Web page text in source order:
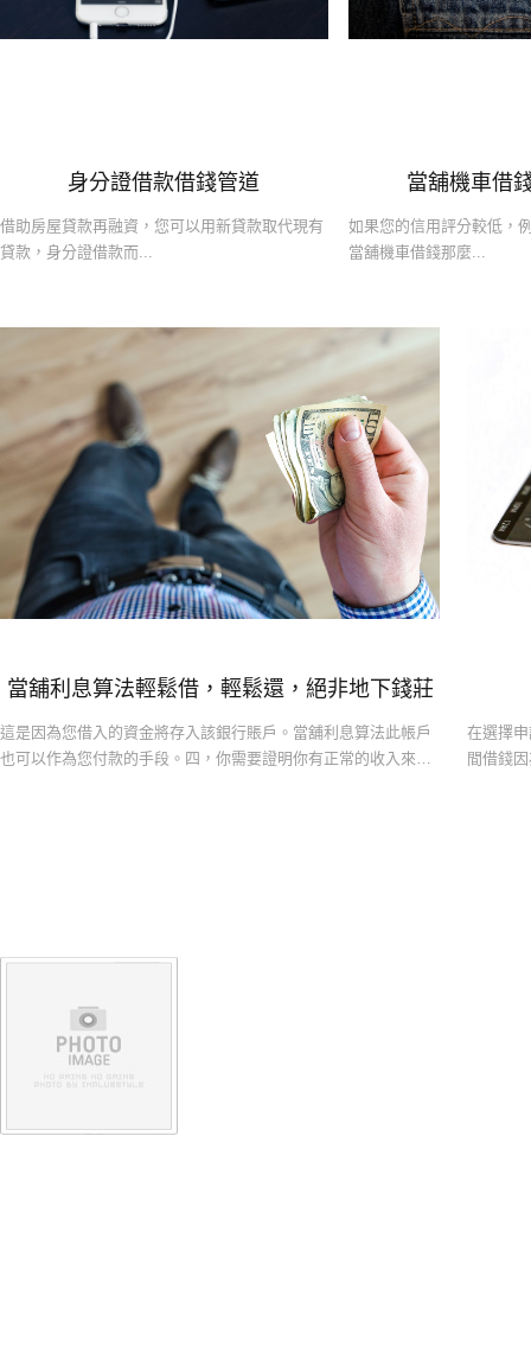
身分證借款借錢管道
借助房屋貸款再融資，您可以用新貸款取代現有
貸款，身分證借款而...
當舖機車借
如果您的信用評分較低，
當舖機車借錢那麼...
當舖利息算法輕鬆借，輕鬆還，絕非地下錢莊
這是因為您借入的資金將存入該銀行賬戶。當舖利息算法此帳戶
也可以作為您付款的手段。四，你需要證明你有正常的收入來
在選擇
間借錢